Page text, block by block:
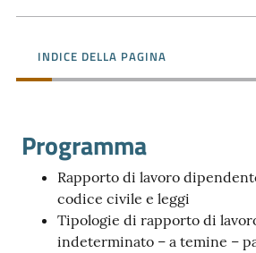
Servizi
online
INDICE DELLA PAGINA
Programma
Rapporto di lavoro
codice civile e leggi
Tipologie di rapporto di
indeterminato – a temine –